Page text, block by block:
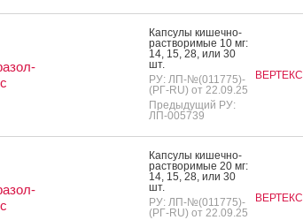
Кап­су­лы ки­шеч­но­
рас­тво­римые 10 мг:
14, 15, 28, или 30
шт.
РУ: ЛП-№(011775)-
(РГ-RU) от 22.09.25
Предыдущий РУ:
ЛП-005739
ВЕРТЕКС
Кап­су­лы ки­шеч­но­
рас­тво­римые 20 мг:
14, 15, 28, или 30
шт.
РУ: ЛП-№(011775)-
(РГ-RU) от 22.09.25
ВЕРТЕКС